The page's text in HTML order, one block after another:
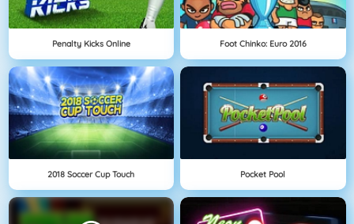
Penalty Kicks Online Foot Chinko: Euro 2016
2018 Soccer Cup Touch Pocket Pool